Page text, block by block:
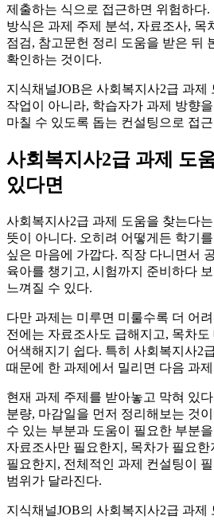
제출하는 식으로 접근하면 위험하다
방식은 과제 주제 분석, 자료조사, 목
점검, 참고문헌 정리 도움을 받은 뒤
확인하는 것이다.
지식채널JOB은 사회복지사2급 과제
작업이 아니라, 학습자가 과제 방향
마칠 수 있도록 돕는 컨설팅으로 접
사회복지사2급 과제 도
있다면
사회복지사2급 과제 도움을 찾는다
뜻이 아니다. 오히려 어떻게든 학기
싶은 마음에 가깝다. 직장 다니면서
육아를 챙기고, 시험까지 준비하다
느껴질 수 있다.
다만 과제는 미루면 미룰수록 더 어
전에는 자료조사도 급해지고, 목차
어색해지기 쉽다. 특히 사회복지사2
때문에 한 과제에서 밀리면 다음 과
현재 과제 주제를 받아놓고 막혀 있
분량, 마감일을 먼저 정리해보는 것
수 있는 부분과 도움이 필요한 부분
자료조사만 필요한지, 목차가 필요한
필요한지, 전체적인 과제 컨설팅이
범위가 달라진다.
지식채널JOB의 사회복지사2급 과제